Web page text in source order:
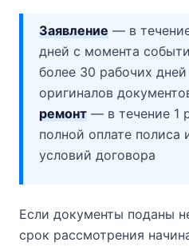
Заявление — в
дней с момента
более 30 рабочих
оригиналов
ремонт — в течение 1
полной оплате полиса
условий договора
Если документы поданы
срок рассмотрения